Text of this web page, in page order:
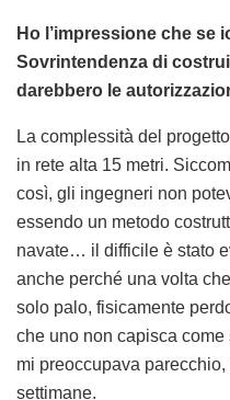
Ho l’impressione che se
Sovrintendenza di
darebbero le
La complessità del
in rete alta 15 metri.
così, gli ingegneri non
essendo un metodo
navate… il difficile è stato
anche perché una volta
solo palo, fisicamente
che uno non capisca
mi preoccupava
settimane.